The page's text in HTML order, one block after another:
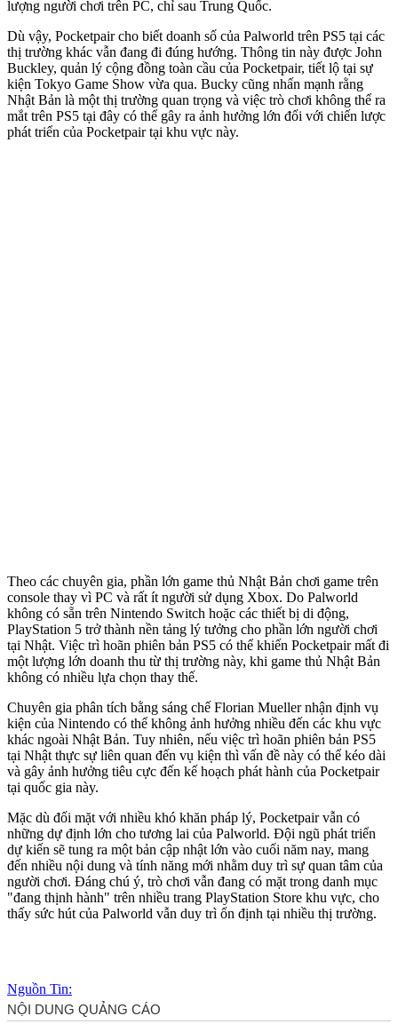
lượng người chơi trên PC, chỉ sau Trung Quốc.
Dù vậy, Pocketpair cho biết doanh số của Palworld trên PS5 tại các
thị trường khác vẫn đang đi đúng hướng. Thông tin này được John
Buckley, quản lý cộng đồng toàn cầu của Pocketpair, tiết lộ tại sự
kiện Tokyo Game Show vừa qua. Bucky cũng nhấn mạnh rằng
Nhật Bản là một thị trường quan trọng và việc trò chơi không thể ra
mắt trên PS5 tại đây có thể gây ra ảnh hưởng lớn đối với chiến lược
phát triển của Pocketpair tại khu vực này.
Theo các chuyên gia, phần lớn game thủ Nhật Bản chơi game trên
console thay vì PC và rất ít người sử dụng Xbox. Do Palworld
không có sẵn trên Nintendo Switch hoặc các thiết bị di động,
PlayStation 5 trở thành nền tảng lý tưởng cho phần lớn người chơi
tại Nhật. Việc trì hoãn phiên bản PS5 có thể khiến Pocketpair mất đi
một lượng lớn doanh thu từ thị trường này, khi game thủ Nhật Bản
không có nhiều lựa chọn thay thế.
Chuyên gia phân tích bằng sáng chế Florian Mueller nhận định vụ
kiện của Nintendo có thể không ảnh hưởng nhiều đến các khu vực
khác ngoài Nhật Bản. Tuy nhiên, nếu việc trì hoãn phiên bản PS5
tại Nhật thực sự liên quan đến vụ kiện thì vấn đề này có thể kéo dài
và gây ảnh hưởng tiêu cực đến kế hoạch phát hành của Pocketpair
tại quốc gia này.
Mặc dù đối mặt với nhiều khó khăn pháp lý, Pocketpair vẫn có
những dự định lớn cho tương lai của Palworld. Đội ngũ phát triển
dự kiến sẽ tung ra một bản cập nhật lớn vào cuối năm nay, mang
đến nhiều nội dung và tính năng mới nhằm duy trì sự quan tâm của
người chơi. Đáng chú ý, trò chơi vẫn đang có mặt trong danh mục
"đang thịnh hành" trên nhiều trang PlayStation Store khu vực, cho
thấy sức hút của Palworld vẫn duy trì ổn định tại nhiều thị trường.
Nguồn Tin: